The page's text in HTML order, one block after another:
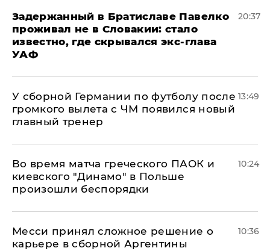
Задержанный в Братиславе Павелко
проживал не в Словакии: стало
известно, где скрывался экс-глава
УАФ
20:37
У сборной Германии по футболу после
громкого вылета с ЧМ появился новый
главный тренер
13:49
Во время матча греческого ПАОК и
киевского "Динамо" в Польше
произошли беспорядки
10:24
Месси принял сложное решение о
карьере в сборной Аргентины
10:36